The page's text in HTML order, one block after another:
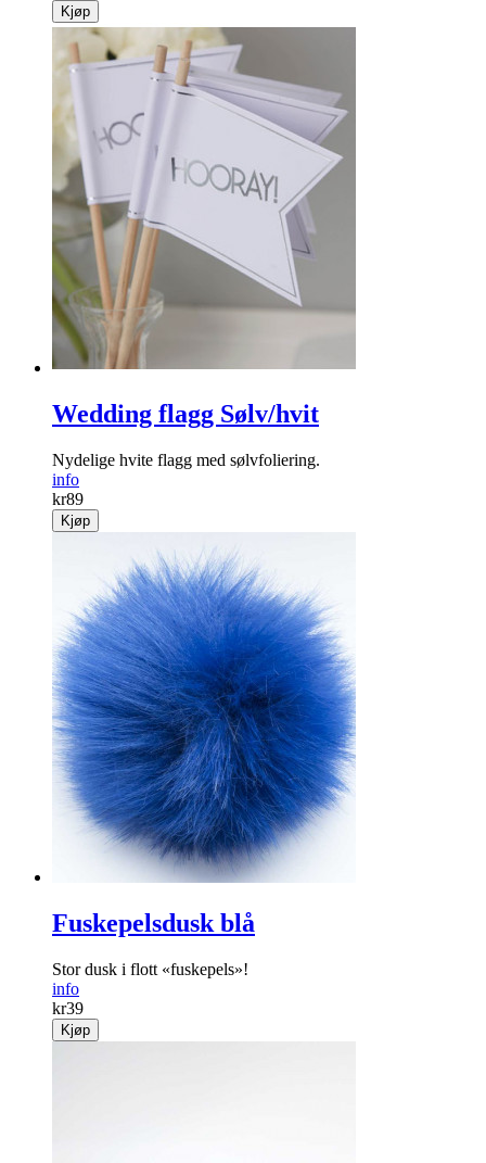
Kjøp
Wedding flagg Sølv/hvit
Nydelige hvite flagg med sølvfoliering.
info
kr89
Kjøp
Fuskepelsdusk blå
Stor dusk i flott «fuskepels»!
info
kr39
Kjøp